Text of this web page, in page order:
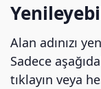
Alan adınızı
Sadece
tıklayın veya